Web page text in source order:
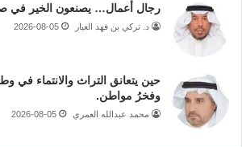
رجال أعمال… يصنعون الخير في
د. تركي بن فهد العيار 2026-08-05
حين يتعانق التراث والانتماء في
وفخرُ مواطن.
محمد عبدالله العمري 2026-08-05